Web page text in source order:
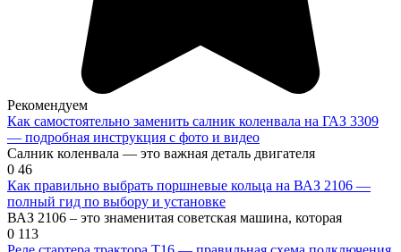
Рекомендуем
Как самостоятельно заменить салник коленвала на ГАЗ 3309
— подробная инструкция с фото и видео
Салник коленвала — это важная деталь двигателя
0 46
Как правильно выбрать поршневые кольца на ВАЗ 2106 —
полный гид по выбору и установке
ВАЗ 2106 – это знаменитая советская машина, которая
0 113